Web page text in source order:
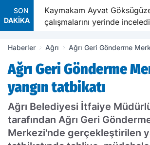
SON
DAKİKA
Kaymakam Ayvat
çalışmalarını yerinde inceledi
Haberler Ağrı
Ağrı Geri Gönderme
Ağrı Geri Gönderme
yangın tatbikatı
Ağrı Belediyesi İtfaiye
tarafından Ağrı Geri
Merkezi'nde gerçekleştirilen